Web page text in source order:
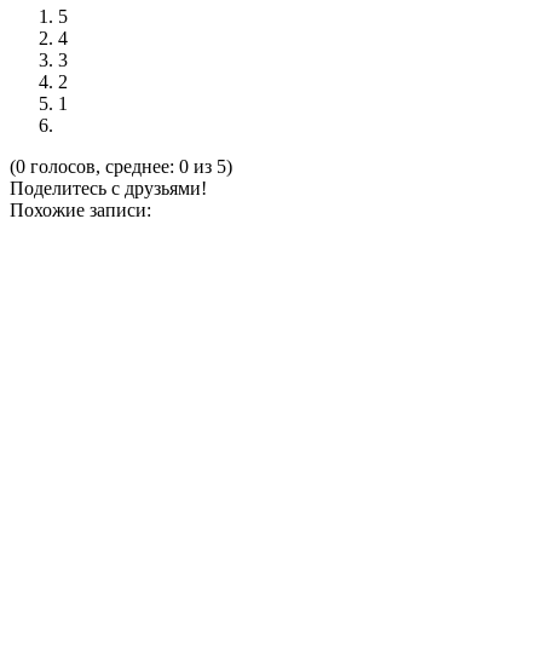
5
4
3
2
1
(0 голосов, среднее: 0 из 5)
Поделитесь с друзьями!
Похожие записи: